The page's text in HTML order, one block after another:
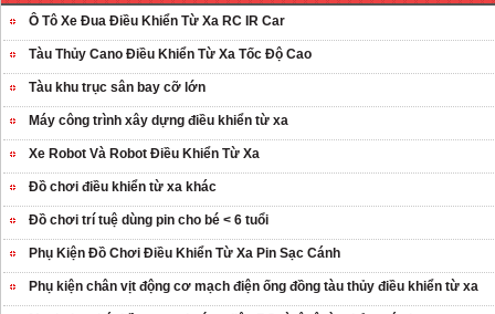
Ô Tô Xe Đua Điều Khiển Từ Xa RC IR Car
Tàu Thủy Cano Điều Khiển Từ Xa Tốc Độ Cao
Tàu khu trục sân bay cỡ lớn
Máy công trình xây dựng điều khiển từ xa
Xe Robot Và Robot Điều Khiển Từ Xa
Đồ chơi điều khiển từ xa khác
Đồ chơi trí tuệ dùng pin cho bé < 6 tuổi
Phụ Kiện Đồ Chơi Điều Khiển Từ Xa Pin Sạc Cánh
Phụ kiện chân vịt động cơ mạch điện ống đồng tàu thủy điều khiển từ xa